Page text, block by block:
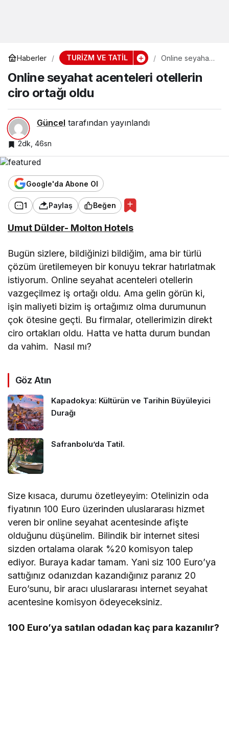
Haberler TURİZM VE TATİL
Online seyahat
otellerin ciro
ortağı oldu
Online seyahat acenteleri otellerin
ciro ortağı oldu
Güncel tarafından yayınlandı
2dk, 46sn
Google'da Abone Ol
1 Paylaş Beğen
Umut Dülder- Molton Hotels
Bugün sizlere, bildiğinizi bildiğim, ama bir türlü
çözüm üretilemeyen bir konuyu tekrar hatırlatmak
istiyorum. Online seyahat acenteleri otellerin
vazgeçilmez iş ortağı oldu. Ama gelin görün ki,
işin maliyeti bizim iş ortağımız olma durumunun
çok ötesine geçti. Bu firmalar, otellerimizin direkt
ciro ortakları oldu. Hatta ve hatta durum bundan
da vahim. Nasıl mı?
Göz Atın
Kapadokya: Kültürün ve Tarihin Büyüleyici
Durağı
Safranbolu’da Tatil.
Size kısaca, durumu özetleyeyim: Otelinizin oda
fiyatının 100 Euro üzerinden uluslararası hizmet
veren bir online seyahat acentesinde afişte
olduğunu düşünelim. Bilindik bir internet sitesi
sizden ortalama olarak %20 komisyon talep
ediyor. Buraya kadar tamam. Yani siz 100 Euro’ya
sattığınız odanızdan kazandığınız paranız 20
Euro’sunu, bir aracı uluslararası internet seyahat
acentesine komisyon ödeyeceksiniz.
100 Euro’ya satılan odadan kaç para kazanılır?